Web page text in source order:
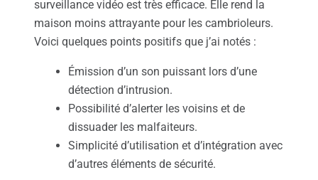
surveillance vidéo est très efficace. Elle rend la
maison moins attrayante pour les cambrioleurs.
Voici quelques points positifs que j’ai notés :
Émission d’un son puissant lors d’une
détection d’intrusion.
Possibilité d’alerter les voisins et de
dissuader les malfaiteurs.
Simplicité d’utilisation et d’intégration avec
d’autres éléments de sécurité.